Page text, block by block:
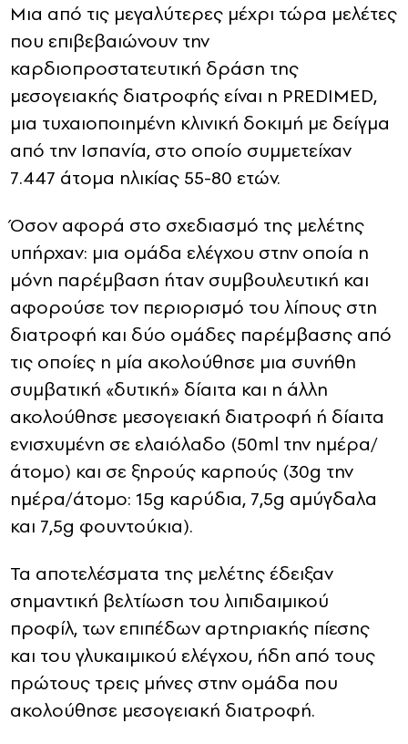
Μια από τις μεγαλύτερες μέχρι τώρα μελέτες
που επιβεβαιώνουν την
καρδιοπροστατευτική δράση της
μεσογειακής διατροφής είναι η PREDIMED,
μια τυχαιοποιημένη κλινική δοκιμή με δείγμα
από την Ισπανία, στο οποίο συμμετείχαν
7.447 άτομα ηλικίας 55-80 ετών.
Όσον αφορά στο σχεδιασμό της μελέτης
υπήρχαν: μια ομάδα ελέγχου στην οποία η
μόνη παρέμβαση ήταν συμβουλευτική και
αφορούσε τον περιορισμό του λίπους στη
διατροφή και δύο ομάδες παρέμβασης από
τις οποίες η μία ακολούθησε μια συνήθη
συμβατική «δυτική» δίαιτα και η άλλη
ακολούθησε μεσογειακή διατροφή ή δίαιτα
ενισχυμένη σε ελαιόλαδο (50ml την ημέρα/
άτομο) και σε ξηρούς καρπούς (30g την
ημέρα/άτομο: 15g καρύδια, 7,5g αμύγδαλα
και 7,5g φουντούκια).
Τα αποτελέσματα της μελέτης έδειξαν
σημαντική βελτίωση του λιπιδαιμικού
προφίλ, των επιπέδων αρτηριακής πίεσης
και του γλυκαιμικού ελέγχου, ήδη από τους
πρώτους τρεις μήνες στην ομάδα που
ακολούθησε μεσογειακή διατροφή.